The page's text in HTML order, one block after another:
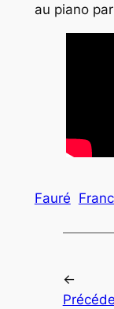
au piano
Fauré
←